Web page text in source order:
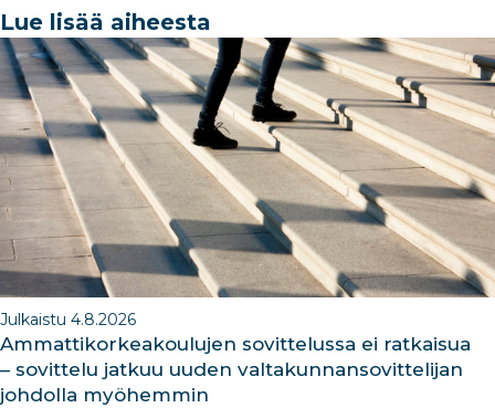
e
b
o
o
k
e
dI
n
e
ra
m
dI
n
Lue lisää aiheesta
Julkaistu 4.8.2026
Ammattikorkeakoulujen sovittelussa ei ratkaisua
– sovittelu jatkuu uuden valtakunnansovittelijan
johdolla myöhemmin